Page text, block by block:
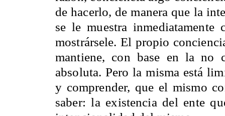
de hacerlo, de manera que la
se le muestra
mostrársele. El propio
mantiene, con base en la no
absoluta. Pero la misma está
y comprender, que el mismo
saber: la existencia del ente